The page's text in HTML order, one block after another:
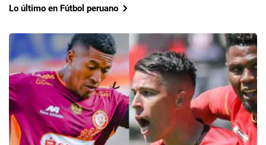
Lo último en Fútbol peruano